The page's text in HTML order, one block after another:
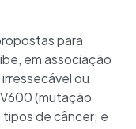
para
em associação
ou
(mutação
de câncer; e